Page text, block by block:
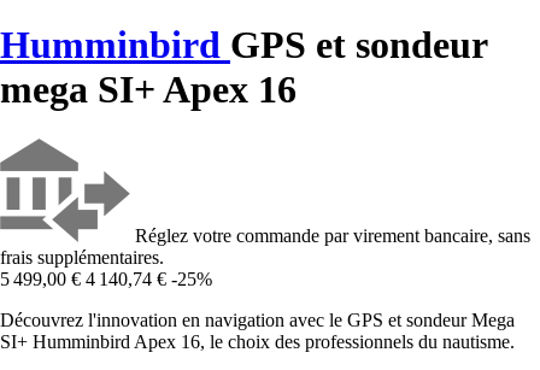
Humminbird GPS et sondeur
mega SI+ Apex 16
Réglez votre commande par virement bancaire, sans
frais supplémentaires.
5 499,00 € 4 140,74 € -25%
Découvrez l'innovation en navigation avec le GPS et sondeur Mega
SI+ Humminbird Apex 16, le choix des professionnels du nautisme.